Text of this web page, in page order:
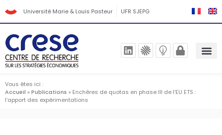
Université Marie & Louis Pasteur UFR SJEPG
Vous êtes ici :
Accueil »Publications » Enchères de quotas en phase III de l’EU ETS :
l’apport des expérimentations